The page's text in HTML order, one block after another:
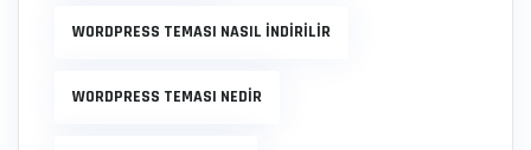
WORDPRESS TEMASI NASIL INDIRILIR
WORDPRESS TEMASI NEDIR